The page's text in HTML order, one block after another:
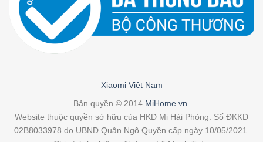
Xiaomi Việt Nam
Bản quyền © 2014 MiHome.vn
Website thuộc quyền sở hữu của HKD Mi Hải Phòng. Số ĐKKD
02B8033978 do UBND Quận Ngô Quyền cấp ngày 10/05/2021.